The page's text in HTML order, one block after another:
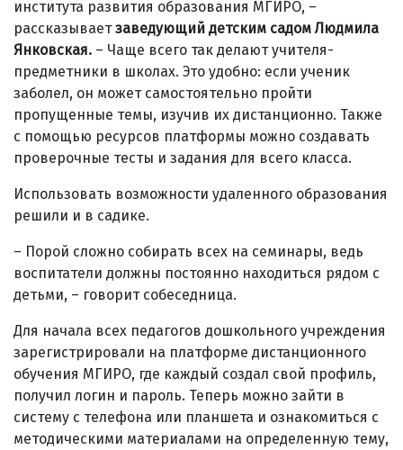
института развития образования МГИРО, –
рассказываетзаведующий детским садом Людмила
Янковская. – Чаще всего так делают учителя-
предметники в школах. Это удобно: если ученик
заболел, он может самостоятельно пройти
пропущенные темы, изучив их дистанционно. Также
с помощью ресурсов платформы можно создавать
проверочные тесты и задания для всего класса.
Использовать возможности удаленного образования
решили и в садике.
– Порой сложно собирать всех на семинары, ведь
воспитатели должны постоянно находиться рядом с
детьми, – говорит собеседница.
Для начала всех педагогов дошкольного учреждения
зарегистрировали на платформе дистанционного
обучения МГИРО, где каждый создал свой профиль,
получил логин и пароль. Теперь можно зайти в
систему с телефона или планшета и ознакомиться с
методическими материалами на определенную тему,